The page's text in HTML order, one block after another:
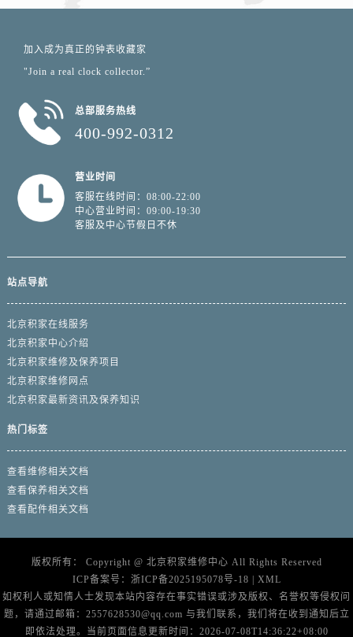
加入成为真正的钟表收藏家
"Join a real clock collector.”
总部服务热线
400-992-0312
营业时间
客服在线时间：08:00-22:00
中心营业时间：09:00-19:30
客服及中心节假日不休
站点导航
北京积家在线服务
北京积家中心介绍
北京积家维修及保养项目
北京积家维修网点
北京积家最新资讯及保养知识
热门标签
查看维修相关文档
查看保养相关文档
查看配件相关文档
版权所有： Copyright @ 北京积家维修中心 All Rights Reserved
ICP备案号： 浙ICP备2025195078号-18 | XML
如权利人或知情人士发现本站内容存在事实错误或涉及版权、名誉权等侵权问
题，请通过邮箱：2557628530@qq.com 与我们联系，我们将在收到通知后立
即依法处理。当前页面信息更新时间：2026-07-08T14:36:22+08:00